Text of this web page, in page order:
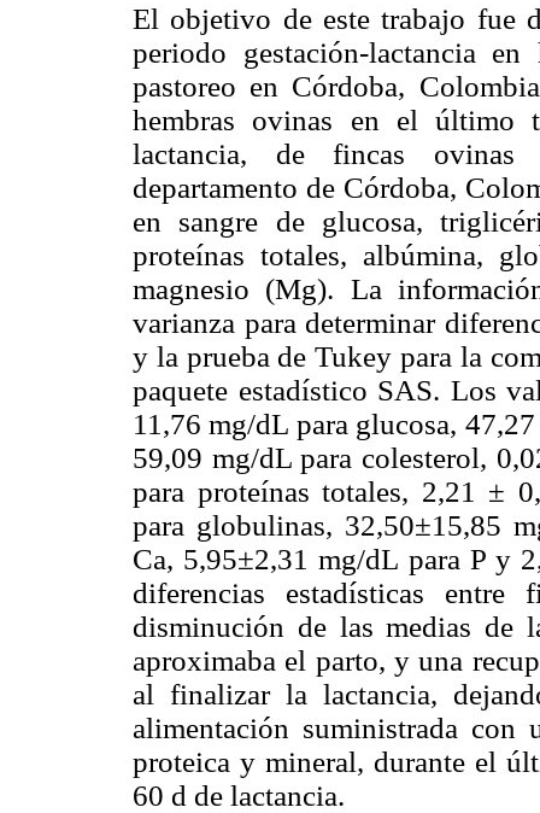
El objetivo de este trabajo fue
periodo gestación-lactancia
pastoreo en Córdoba,
hembras ovinas en el último
lactancia, de fincas ovinas
departamento de Córdoba,
en sangre de glucosa,
proteínas totales, albúmina,
magnesio (Mg). La
varianza para determinar
y la prueba de Tukey para la
paquete estadístico SAS. Los
11,76 mg/dL para glucosa,
59,09 mg/dL para colesterol,
para proteínas totales, 2,21 ±
para globulinas, 32,50±15,85
Ca, 5,95±2,31 mg/dL para P y
diferencias estadísticas
disminución de las medias de
aproximaba el parto, y una
al finalizar la lactancia,
alimentación suministrada con
proteica y mineral, durante el
60 d de lactancia.